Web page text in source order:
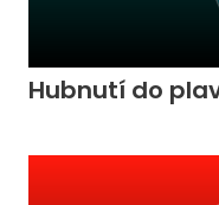
Hubnutí do